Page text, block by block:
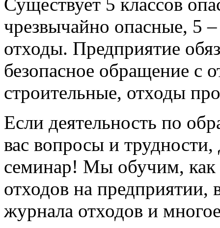
чрезвычайно опасные, 5
отходы. Предприятие
безопасное обращение с
строительные, отходы
Если деятельность по
вас вопросы и
семинар! Мы обучим, как
отходов на предприятии,
журнала отходов и